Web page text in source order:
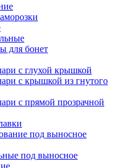
для бонет
с глухой крышкой
с крышкой из гнутого
с прямой прозрачной
под выносное
под выносное